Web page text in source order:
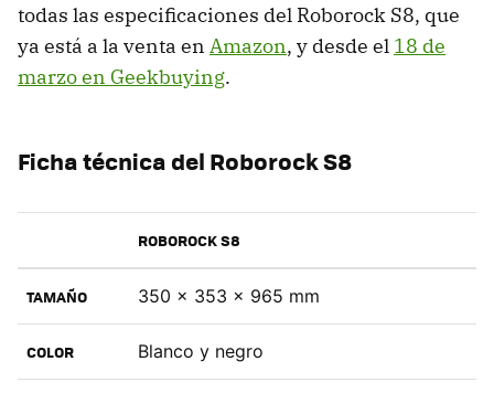
todas las especificaciones del Roborock S8, que
ya está a la venta en Amazon, y desde el 18 de
marzo en Geekbuying.
Ficha técnica del Roborock S8
ROBOROCK S8
TAMAÑO 350 x 353 x 965 mm
COLOR Blanco y negro